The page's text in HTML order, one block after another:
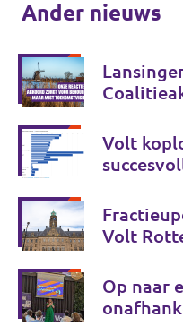
Ander nieuws
voor de
Volt
Volt
Op naar